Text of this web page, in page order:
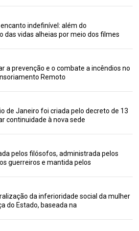
indefinível: além do
das vidas alheias por meio dos filmes
a prevenção e o combate a incêndios no
Remoto
de Janeiro foi criada pelo decreto de 13
continuidade à nova sede
pelos filósofos, administrada pelos
guerreiros e mantida pelos
da inferioridade social da mulher
do Estado, baseada na